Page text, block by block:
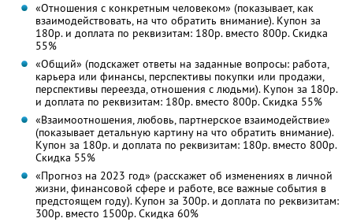
«Отношения с конкретным человеком» (показывает, как
взаимодействовать, на что обратить внимание). Купон за
180р. и доплата по реквизитам: 180р. вместо 800р. Скидка
55%
«Общий» (подскажет ответы на заданные вопросы: работа,
карьера или финансы, перспективы покупки или продажи,
перспективы переезда, отношения с людьми). Купон за 180р.
и доплата по реквизитам: 180р. вместо 800р. Скидка 55%
«Взаимоотношения, любовь, партнерское взаимодействие»
(показывает детальную картину на что обратить внимание).
Купон за 180р. и доплата по реквизитам: 180р. вместо 800р.
Скидка 55%
«Прогноз на 2023 год» (расскажет об изменениях в личной
жизни, финансовой сфере и работе, все важные события в
предстоящем году). Купон за 300р. и доплата по реквизитам:
300р. вместо 1500р. Скидка 60%